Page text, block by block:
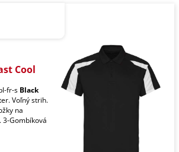
Cool
fr-s Black
Voľný strih.
na
3-Gombíková